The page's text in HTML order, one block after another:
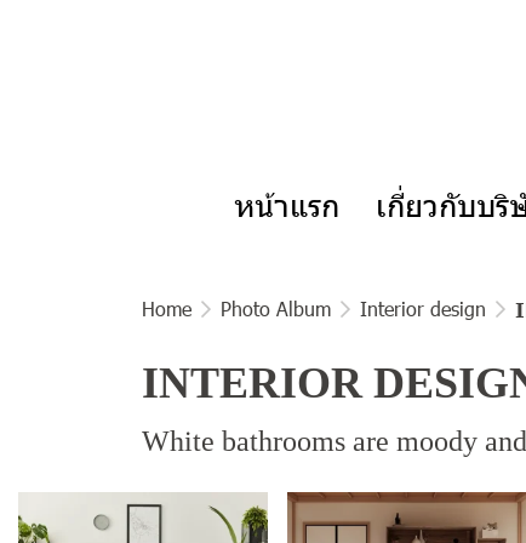
หน้าแรก เกี่ยวกับบริ
Home Photo Album Interior design
INTERIOR
White bathrooms are moody